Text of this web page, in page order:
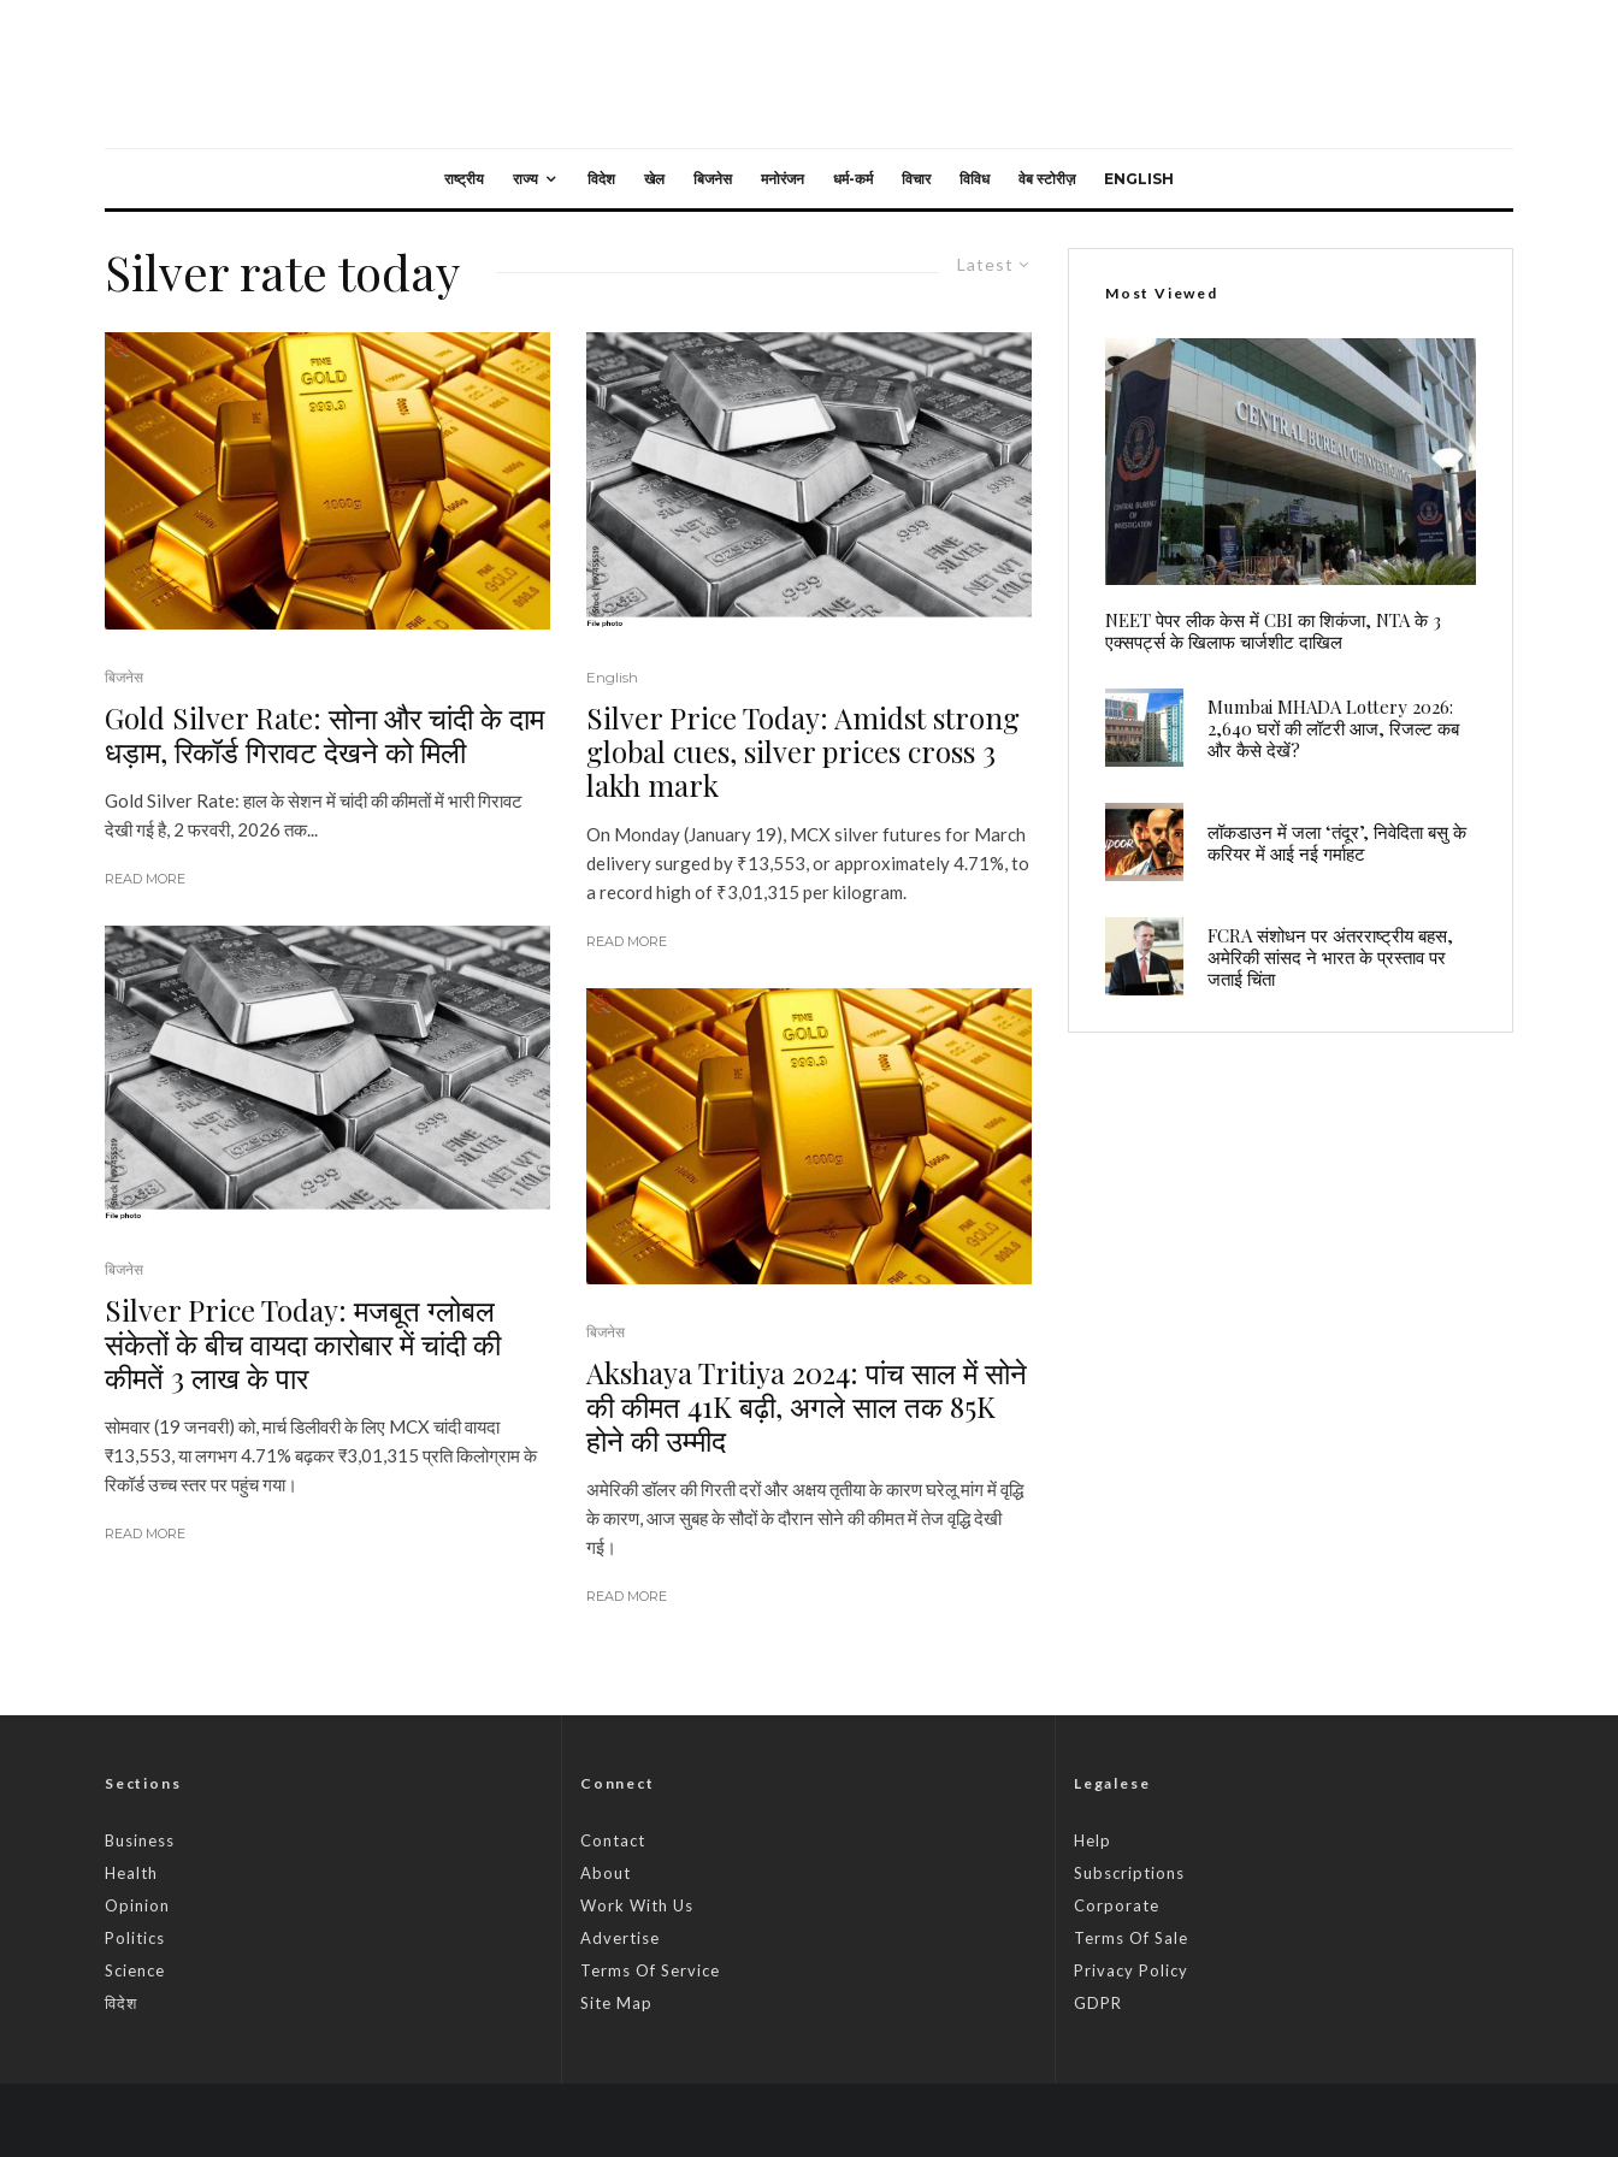
राष्ट्रीय राज्य विदेश खेल बिजनेस मनोरंजन धर्म-कर्म विचार विविध वेब स्टोरीज़ ENGLISH
Latest
Silver rate today
बिजनेस
Gold Silver Rate: सोना और चांदी के दाम
धड़ाम, रिकॉर्ड गिरावट देखने को मिली
Gold Silver Rate: हाल के सेशन में चांदी की कीमतों में भारी गिरावट
देखी गई है, 2 फरवरी, 2026 तक...
READ MORE
बिजनेस
Silver Price Today: मजबूत ग्लोबल
संकेतों के बीच वायदा कारोबार में चांदी की
कीमतें ₹3 लाख के पार
सोमवार (19 जनवरी) को, मार्च डिलीवरी के लिए MCX चांदी वायदा
₹13,553, या लगभग 4.71% बढ़कर ₹3,01,315 प्रति किलोग्राम के
रिकॉर्ड उच्च स्तर पर पहुंच गया।
READ MORE
English
Silver Price Today: Amidst strong
global cues, silver prices cross ₹3
lakh mark
On Monday (January 19), MCX silver futures for March
delivery surged by ₹13,553, or approximately 4.71%, to
a record high of ₹3,01,315 per kilogram.
READ MORE
बिजनेस
Akshaya Tritiya 2024: पांच साल में सोने
की कीमत ₹41K बढ़ी, अगले साल तक ₹85K
होने की उम्मीद
अमेरिकी डॉलर की गिरती दरों और अक्षय तृतीया के कारण घरेलू मांग में वृद्धि
के कारण, आज सुबह के सौदों के दौरान सोने की कीमत में तेज वृद्धि देखी
गई।
READ MORE
Most Viewed
NEET पेपर लीक केस में CBI का शिकंजा, NTA के 3
एक्सपर्ट्स के खिलाफ चार्जशीट दाखिल
Mumbai MHADA Lottery 2026:
2,640 घरों की लॉटरी आज, रिजल्ट कब
और कैसे देखें?
लॉकडाउन में जला ‘तंदूर’, निवेदिता बसु के
करियर में आई नई गर्माहट
FCRA संशोधन पर अंतरराष्ट्रीय बहस,
अमेरिकी सांसद ने भारत के प्रस्ताव पर
जताई चिंता
Sections
Business
Health
Opinion
Politics
Science
विदेश
Connect
Contact
About
Work With Us
Advertise
Terms Of Service
Site Map
Legalese
Help
Subscriptions
Corporate
Terms Of Sale
Privacy Policy
GDPR